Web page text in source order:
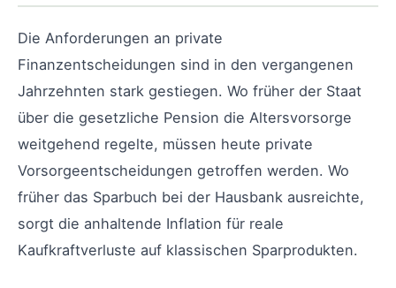
Die Anforderungen an private
Finanzentscheidungen sind in den vergangenen
Jahrzehnten stark gestiegen. Wo früher der Staat
über die gesetzliche Pension die Altersvorsorge
weitgehend regelte, müssen heute private
Vorsorgeentscheidungen getroffen werden. Wo
früher das Sparbuch bei der Hausbank ausreichte,
sorgt die anhaltende Inflation für reale
Kaufkraftverluste auf klassischen Sparprodukten.